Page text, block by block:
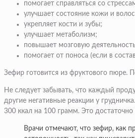
помогает справляться со
улучшает состояние кожи и
укрепляет кости и зубы;
улучшает метаболизм;
повышает мозговую
помогает от поноса (если в
Зефир готовится из фруктового пюре.
Не следует забывать, что каждый
другие негативные реакции у
300 ккал на 100 грамм. Это
Врачи отмечают, что зефир, как